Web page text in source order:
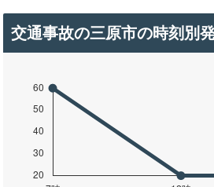
交通事故の三原市の時刻別